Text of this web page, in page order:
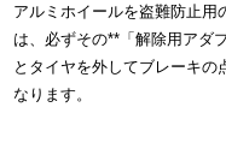
アルミホイールを盗難防止用
は、必ずその**「解除用アダ
とタイヤを外してブレーキの
なります。